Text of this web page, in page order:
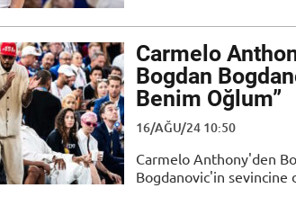
Carmelo
Bogdan
Benim Oğlum”
16/AĞU/24 10:50
Carmelo Anthony'den
Bogdanovic'in sevincine